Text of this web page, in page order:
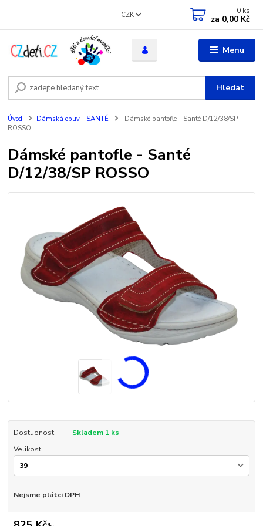
Menu
CZK
Hledat
0 ks
za 0,00 Kč
Úvod Dámská obuv - SANTÉ
Dámské pantofle - Santé D/12/38/SP
ROSSO
Dámské pantofle - Santé
D/12/38/SP ROSSO
Dostupnost
Skladem 1 ks
Velikost
Nejsme plátci DPH